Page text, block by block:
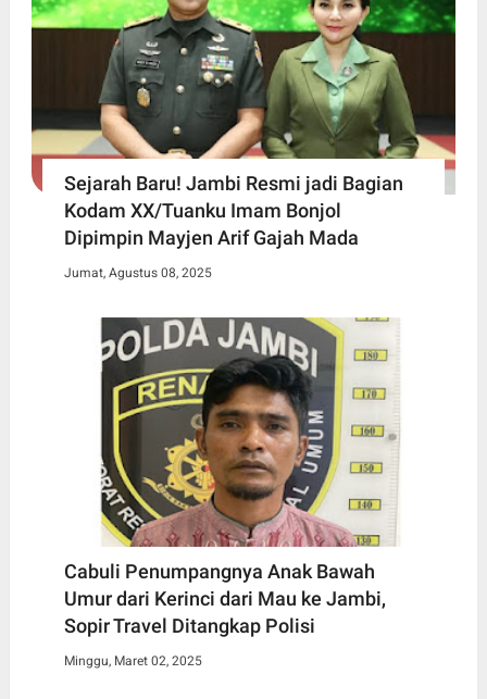
Sejarah Baru! Jambi Resmi jadi Bagian
Kodam XX/Tuanku Imam Bonjol
Dipimpin Mayjen Arif Gajah Mada
Jumat, Agustus 08, 2025
Cabuli Penumpangnya Anak Bawah
Umur dari Kerinci dari Mau ke Jambi,
Sopir Travel Ditangkap Polisi
Minggu, Maret 02, 2025